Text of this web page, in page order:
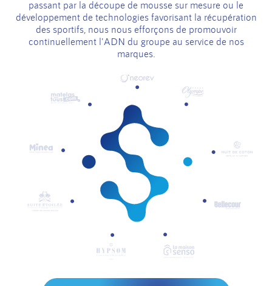
passant par la découpe de mousse sur mesure ou le
développement de technologies favorisant la récupération
des sportifs, nous nous efforçons de promouvoir
continuellement l'ADN du groupe au service de nos
marques.